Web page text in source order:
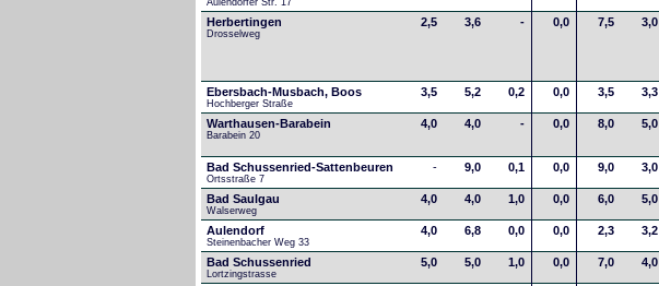
Aulendorfer Str. 17
Herbertingen
Drosselweg
2,5 3,6 - 0,0 7,5 3,0
Ebersbach-Musbach, Boos
Hochberger Straße
3,5 5,2 0,2 0,0 3,5 3,3
Warthausen-Barabein
Barabein 20
4,0 4,0 - 0,0 8,0 5,0
Bad Schussenried-Sattenbeuren
Ortsstraße 7
- 9,0 0,1 0,0 9,0 3,0
Bad Saulgau
Walserweg
4,0 4,0 1,0 0,0 6,0 5,0
Aulendorf
Steinenbacher Weg 33
4,0 6,8 0,0 0,0 2,3 3,2
Bad Schussenried
Lortzingstrasse
5,0 5,0 1,0 0,0 7,0 4,0